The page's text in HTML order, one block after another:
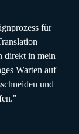
für
direkt in mein
Warten auf
und